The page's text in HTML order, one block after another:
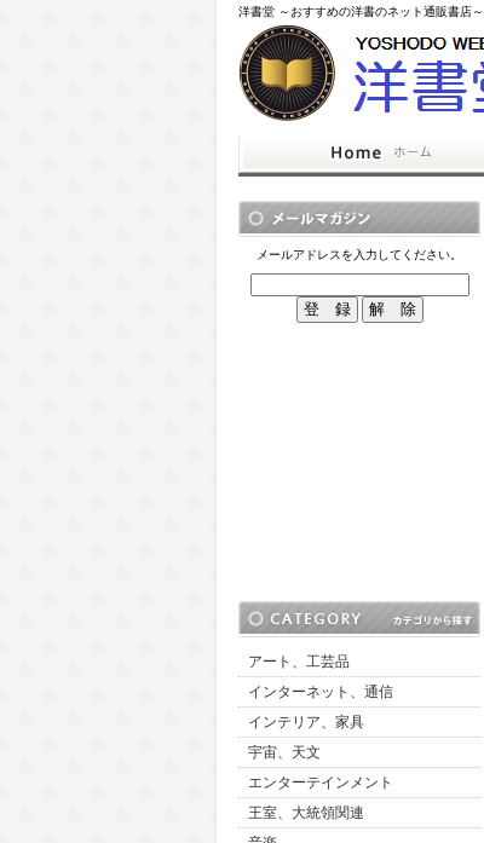
洋書堂 ～おすすめの洋書のネット通販書店～
メールアドレスを入力してください。
アート、工芸品
インターネット、通信
インテリア、家具
宇宙、天文
エンターテインメント
王室、大統領関連